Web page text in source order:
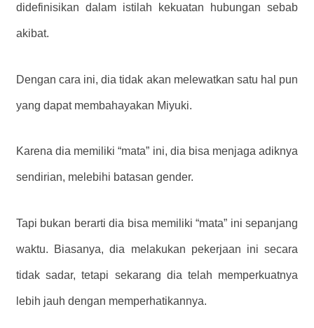
didefinisikan dalam istilah kekuatan hubungan sebab
akibat.
Dengan cara ini, dia tidak akan melewatkan satu hal pun
yang dapat membahayakan Miyuki.
Karena dia memiliki “mata” ini, dia bisa menjaga adiknya
sendirian, melebihi batasan gender.
Tapi bukan berarti dia bisa memiliki “mata” ini sepanjang
waktu. Biasanya, dia melakukan pekerjaan ini secara
tidak sadar, tetapi sekarang dia telah memperkuatnya
lebih jauh dengan memperhatikannya.